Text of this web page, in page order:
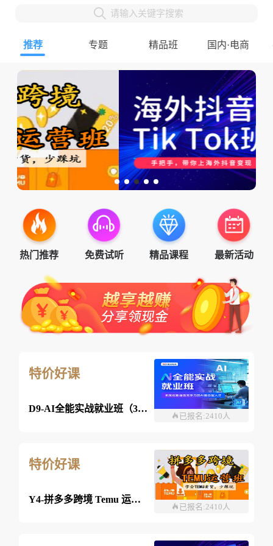
请输入关键字搜索
推荐 专题 精品班 国内·电商
热门推荐 免费试听 精品课程 最新活动
特价好课
D9-AI全能实战就业班（360课时）
已报名:2410人
特价好课
Y4-拼多多跨境 Temu 运营班-26年08月08日（双师）
已报名:2410人